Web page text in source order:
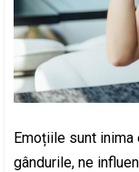
Emoțiile sunt inima
gândurile, ne